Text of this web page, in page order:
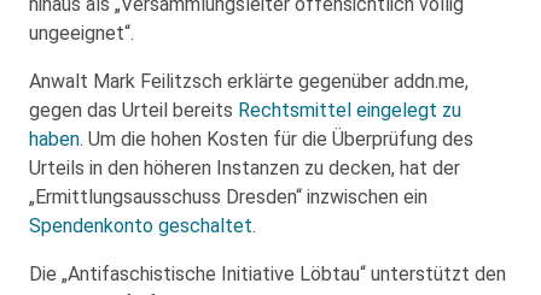
ungeeignet“.
Anwalt Mark Feilitzsch erklärte gegenüber addn.me,
gegen das Urteil bereits Rechtsmittel eingelegt zu
haben. Um die hohen Kosten für die Überprüfung des
Urteils in den höheren Instanzen zu decken, hat der
„Ermittlungsausschuss Dresden“ inzwischen ein
Spendenkonto geschaltet.
Die „Antifaschistische Initiative Löbtau“ unterstützt den